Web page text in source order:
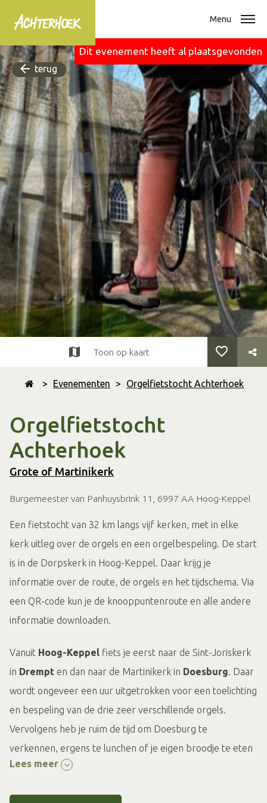
Menu
Dit evenement heeft al plaatsgevonden
terug
> Evenementen > Orgelfietstocht Achterhoek
Orgelfietstocht
Achterhoek
Grote of Martinikerk
Burgemeester van Panhuysbrink 11, 6997 AA Hoog-Keppel
Toon op kaart
Een fietstocht van 32 km langs vijf kerken, met in elke
kerk uitleg over de orgels en een orgelbespeling. De start
is in de Dorpskerk in Hoog-Keppel. Daar krijg je
informatie over de route, de orgels en het tijdschema. Via
een QR-code kun je de knooppuntenroute en alle andere
informatie downloaden.
Vanuit Hoog-Keppel fiets je eerst naar de Sint-Joriskerk
in Drempt en dan naar de Martinikerk in Doesburg. Daar
wordt ongeveer een uur uitgetrokken voor een toelichting
en bespeling van de drie zeer verschillende orgels.
Vervolgens heb je ruim de tijd om Doesburg te
verkennen, ergens te lunchen of je eigen broodje te eten
op een bankje langs de IJssel of ergens onderweg naar
Lees meer